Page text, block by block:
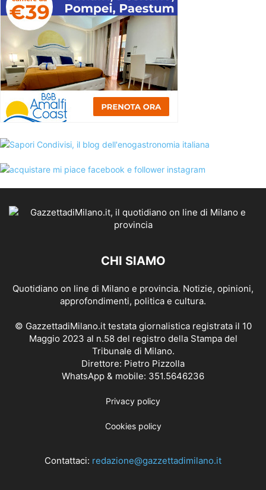
CHI SIAMO
Quotidiano on line di Milano e provincia. Notizie, opinioni,
approfondimenti, politica e cultura.
© GazzettadiMilano.it testata giornalistica registrata il 10
Maggio 2023 al n.58 del registro della Stampa del
Tribunale di Milano.
Direttore: Pietro Pizzolla
WhatsApp & mobile: 351.5646236
Privacy policy
Cookies policy
Contattaci: redazione@gazzettadimilano.it